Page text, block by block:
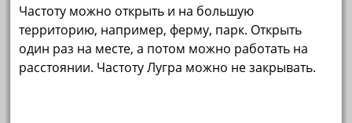
Частоту можно открыть и на большую
территорию, например, ферму, парк. Открыть
один раз на месте, а потом можно работать на
расстоянии. Частоту Лугра можно не закрывать.